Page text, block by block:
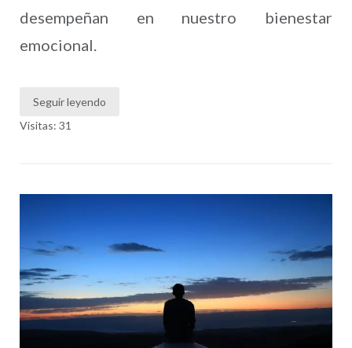
desempeñan en nuestro bienestar
emocional.
Seguir leyendo
Visitas: 31